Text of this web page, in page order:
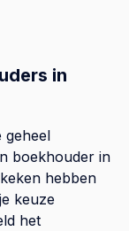
in
geheel
boekhouder in
hebben
keuze
het